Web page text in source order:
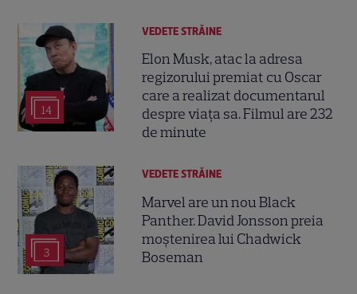
14
VEDETE STRĂINE
Elon Musk, atac la adresa
regizorului premiat cu Oscar
care a realizat documentarul
despre viața sa. Filmul are 232
de minute
3
VEDETE STRĂINE
Marvel are un nou Black
Panther. David Jonsson preia
moștenirea lui Chadwick
Boseman